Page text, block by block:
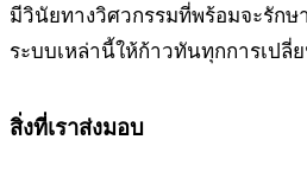
มีวินัยทางวิศวกรรมที่พร้อมจะรัก
ระบบเหล่านี้ให้ก้าวทันทุกการเป
สิ่งที่เราส่งมอบ